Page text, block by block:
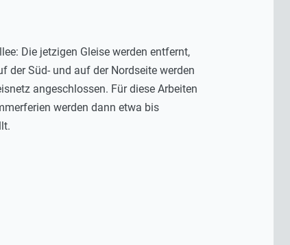
Die jetzigen Gleise werden entfernt,
der Süd- und auf der Nordseite werden
angeschlossen. Für diese Arbeiten
werden dann etwa bis